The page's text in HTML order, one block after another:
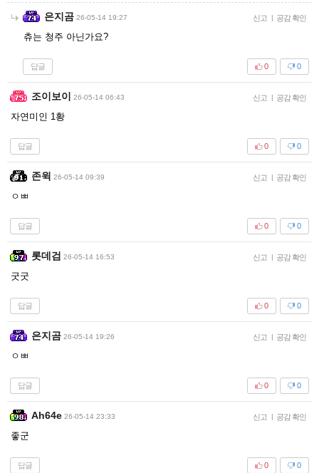
은지곰 26-05-14 19:27 신고 | 공감 확인
츄는 청주 아닌가요?
답글 0
0
조이보이 26-05-14 06:43 신고 | 공감 확인
자연미인 1황
답글 0
0
존윅 26-05-14 09:39 신고 | 공감 확인
ㅇㅃ
답글 0
0
롯데검 26-05-14 16:53 신고 | 공감 확인
굿굿
답글 0
0
은지곰 26-05-14 19:26 신고 | 공감 확인
ㅇㅃ
답글 0
0
Ah64e 26-05-14 23:33 신고 | 공감 확인
좋군
답글 0
0